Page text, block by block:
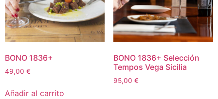
BONO 1836+
49,00 €
Añadir al carrito
BONO 1836+ Selección
Tempos Vega Sicilia
95,00 €